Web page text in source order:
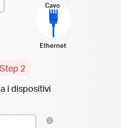
Cavo
Ethernet
Step 2
i dispositivi